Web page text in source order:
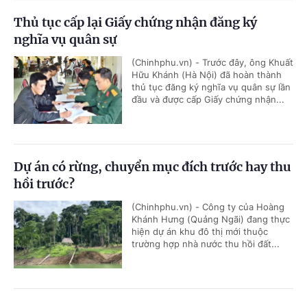
Thủ tục cấp lại Giấy chứng nhận đăng ký
nghĩa vụ quân sự
(Chinhphu.vn) - Trước đây, ông Khuất
Hữu Khánh (Hà Nội) đã hoàn thành
thủ tục đăng ký nghĩa vụ quân sự lần
đầu và được cấp Giấy chứng nhận...
Dự án có rừng, chuyển mục đích trước hay thu
hồi trước?
(Chinhphu.vn) - Công ty của Hoàng
Khánh Hưng (Quảng Ngãi) đang thực
hiện dự án khu đô thị mới thuộc
trường hợp nhà nước thu hồi đất...